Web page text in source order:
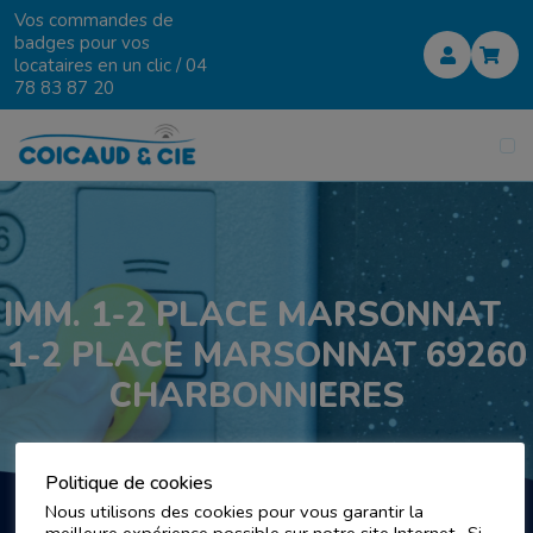
Vos commandes de
badges pour vos
locataires en un clic /04
78 83 87 20
IMM. 1-2 PLACE MARSONNAT
1-2 PLACE MARSONNAT 69260
CHARBONNIERES
Politique de cookies
Nous utilisons des cookies pour vous garantir la